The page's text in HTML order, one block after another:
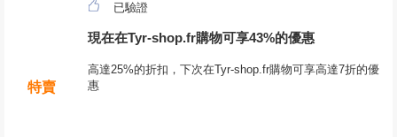
特賣
已驗證
現在在Tyr-shop.fr購物可享43%的優惠
高達25%的折扣，下次在Tyr-shop.fr購物可享高達7折的優
惠